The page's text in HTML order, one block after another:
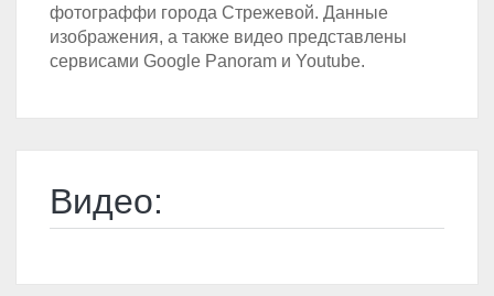
фотограффи города Стрежевой. Данные
изображения, а также видео представлены
сервисами Google Panoram и Youtube.
Видео: